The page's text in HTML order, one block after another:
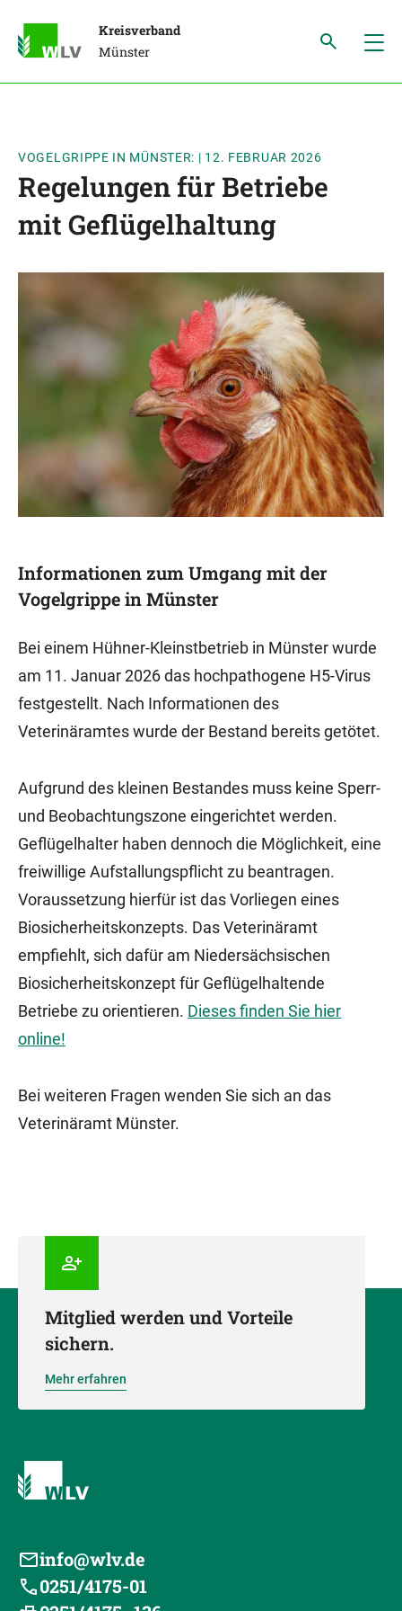
Kreisverband
Münster
VOGELGRIPPE IN MÜNSTER: | 12. FEBRUAR 2026
Regelungen für Betriebe
mit Geflügelhaltung
Informationen zum Umgang mit der
Vogelgrippe in Münster
Bei einem Hühner-Kleinstbetrieb in Münster wurde
am 11. Januar 2026 das hochpathogene H5-Virus
festgestellt. Nach Informationen des
Veterinäramtes wurde der Bestand bereits getötet.
Aufgrund des kleinen Bestandes muss keine Sperr-
und Beobachtungszone eingerichtet werden.
Geflügelhalter haben dennoch die Möglichkeit, eine
freiwillige Aufstallungspflicht zu beantragen.
Voraussetzung hierfür ist das Vorliegen eines
Biosicherheitskonzepts. Das Veterinäramt
empfiehlt, sich dafür am Niedersächsischen
Biosicherheitskonzept für Geflügelhaltende
Betriebe zu orientieren. Dieses finden Sie hier
online!
Bei weiteren Fragen wenden Sie sich an das
Veterinäramt Münster.
Mitglied werden und Vorteile
sichern.
Mehr erfahren
info@wlv.de
0251/4175-01